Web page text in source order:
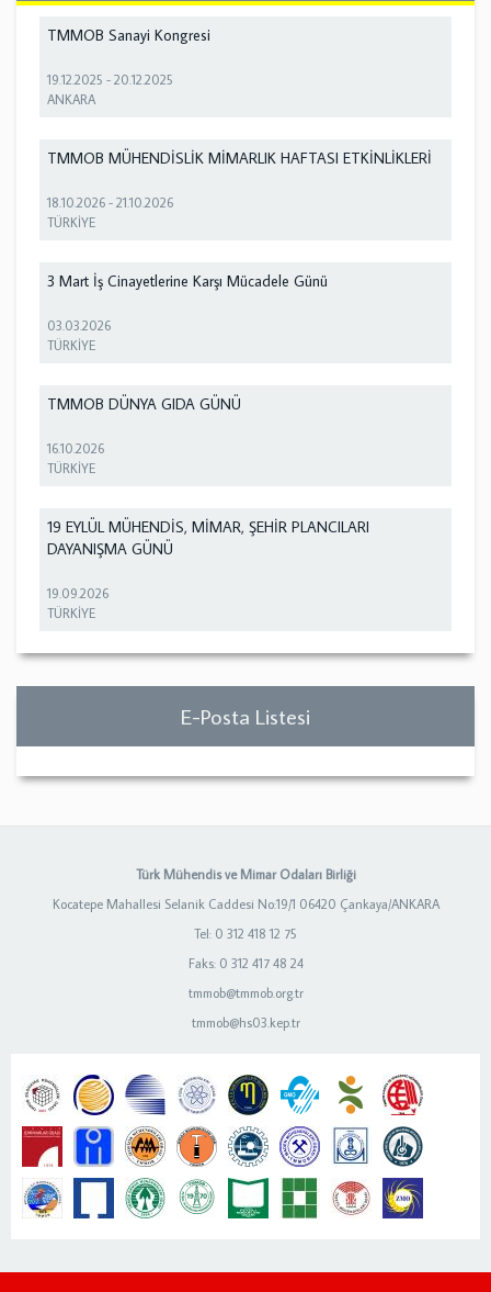
TMMOB Sanayi Kongresi
19.12.2025 -20.12.2025
ANKARA
TMMOB MÜHENDİSLİK MİMARLIK HAFTASI ETKİNLİKLERİ
18.10.2026 -21.10.2026
TÜRKİYE
3 Mart İş Cinayetlerine Karşı Mücadele Günü
03.03.2026
TÜRKİYE
TMMOB DÜNYA GIDA GÜNÜ
16.10.2026
TÜRKİYE
19 EYLÜL MÜHENDİS, MİMAR, ŞEHİR PLANCILARI
DAYANIŞMA GÜNÜ
19.09.2026
TÜRKİYE
E-Posta Listesi
Türk Mühendis ve Mimar Odaları Birliği
Kocatepe Mahallesi Selanik Caddesi No:19/1 06420 Çankaya/ANKARA
Tel: 0 312 418 12 75
Faks: 0 312 417 48 24
tmmob@tmmob.org.tr
tmmob@hs03.kep.tr